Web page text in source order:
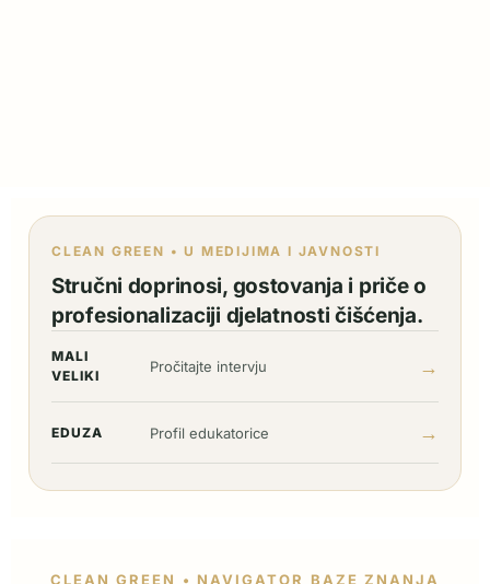
CLEAN GREEN • U MEDIJIMA I JAVNOSTI
Stručni doprinosi, gostovanja i priče o
profesionalizaciji djelatnosti čišćenja.
MALI
VELIKI
Pročitajte intervju →
EDUZA Profil edukatorice →
CLEAN GREEN • NAVIGATOR BAZE ZNANJA